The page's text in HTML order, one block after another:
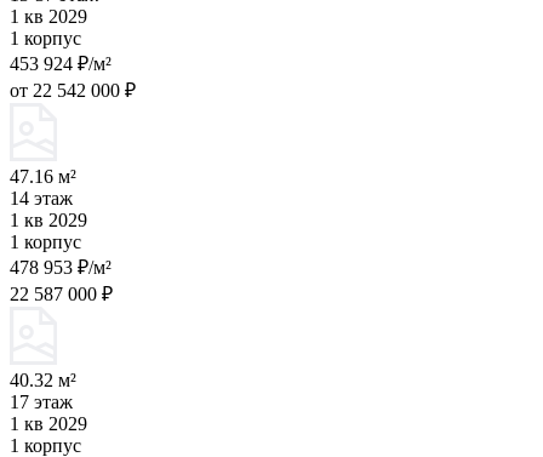
1 кв 2029
1 корпус
453 924 ₽/м²
от 22 542 000 ₽
47.16 м²
14 этаж
1 кв 2029
1 корпус
478 953 ₽/м²
22 587 000 ₽
40.32 м²
17 этаж
1 кв 2029
1 корпус